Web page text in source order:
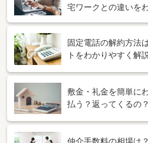
宅ワークとの違いを
固定電話の解約方法
トをわかりやすく解説
敷金・礼金を簡単に
払う？返ってくるの？
仲介手数料の相場は